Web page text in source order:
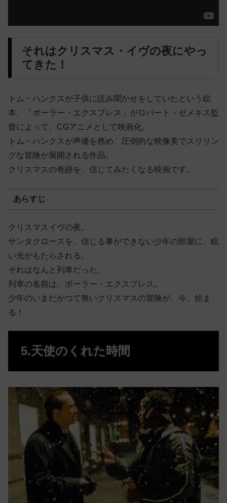
それはクリスマス・イヴの夜にやっ
てきた！
トム・ハンクスが子供に読み聞かせをしていたという絵
本、「ポーラー・エクスプレス」がロバート・ゼメキス監
督によって、CGアニメとして映画化。
トム・ハンクスが声優を務め、圧倒的な映像美でスリリン
グな冒険が展開される作品。
クリスマスの奇跡を、信じてみたくなる映画です。
あらすじ
クリスマスイヴの夜。
サンタクロースを、信じる事ができない少年の部屋に、眩
い光がもたらされる。
それはなんと列車だった。
列車の名前は、ポーラー・エクスプレス。
少年のいまだかつて無いクリスマスの冒険が、今、始ま
る！
5.天使のくれた時間